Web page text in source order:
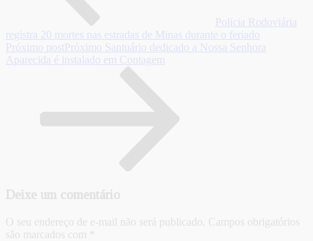
Polícia Rodoviária
registra 20 mortes nas estradas de Minas durante o feriado
Próximo post Próximo Santuário dedicado a Nossa Senhora
Aparecida é instalado em Contagem
Deixe um comentário
O seu endereço de e-mail não será publicado. Campos obrigatórios
são marcados com